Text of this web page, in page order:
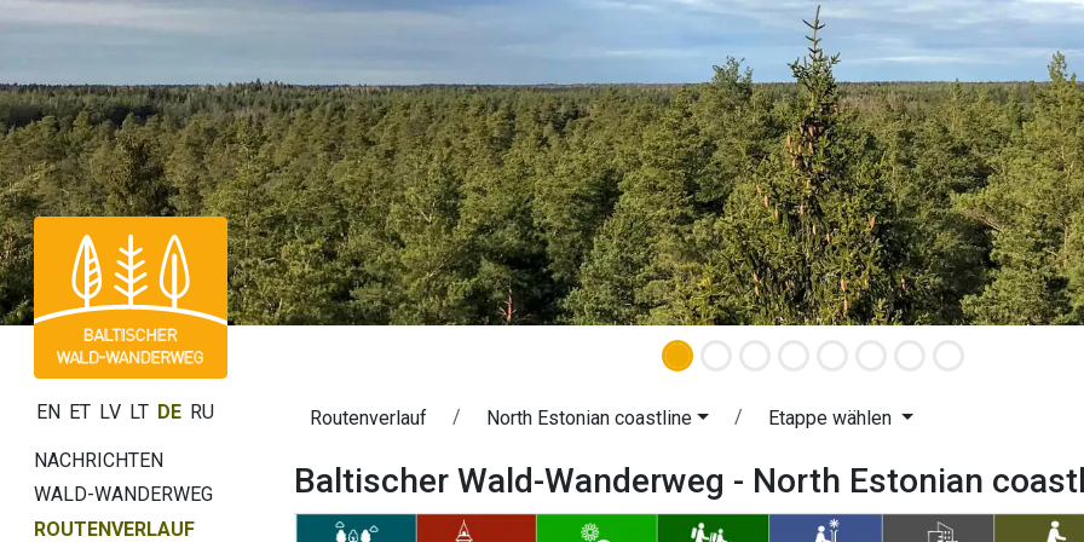
EN ET LV LT DE RU
NACHRICHTEN
WALD-WANDERWEG
ROUTENVERLAUF
Routenverlauf North Estonian coastline Etappe wählen
Baltischer Wald-Wanderweg - North Estonian